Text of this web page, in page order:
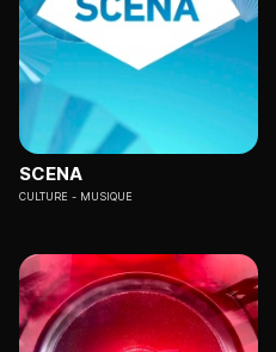
SCENA
CULTURE MUSIQUE